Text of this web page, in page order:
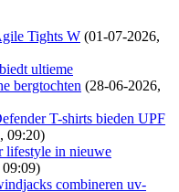
Tights W (01-07-2026,
ultieme
bergtochten (28-06-2026,
T-shirts bieden UPF
09:20)
lifestyle in nieuwe
combineren uv-